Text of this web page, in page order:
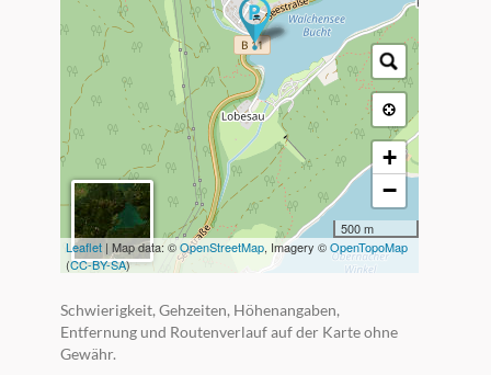
+
−
500 m
Leaflet| Map data: ©OpenStreetMap, Imagery ©OpenTopoMap
(CC-BY-SA)
Schwierigkeit, Gehzeiten, Höhenangaben,
Entfernung und Routenverlauf auf der Karte ohne
Gewähr.